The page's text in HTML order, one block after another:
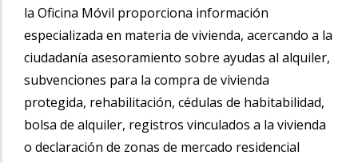
la Oficina Móvil proporciona información
especializada en materia de vivienda, acercando a la
ciudadanía asesoramiento sobre ayudas al alquiler,
subvenciones para la compra de vivienda
protegida, rehabilitación, cédulas de habitabilidad,
bolsa de alquiler, registros vinculados a la vivienda
o declaración de zonas de mercado residencial